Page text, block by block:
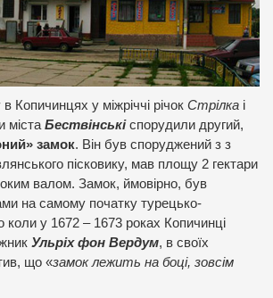
Копичинцях у міжріччі річок Стрілка і
міста Бествінськіспорудили другий,
замок. Він був споруджений з з
пісковику, мав площу 2 гектари
валом. Замок, ймовірно, був
на самому початку турецько-
коли у 1672 – 1673 роках Копичинці
Ульріх фон Вердум, в своїх
що «замок лежить на боці, зовсім